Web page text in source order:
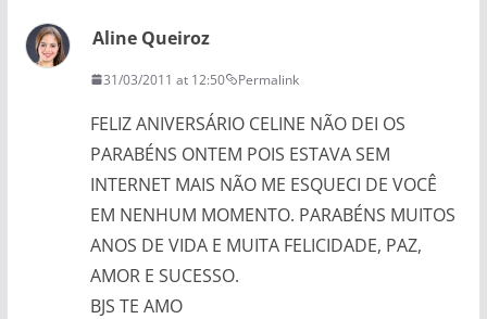
Aline Queiroz
31/03/2011 at 12:50 Permalink
FELIZ ANIVERSÁRIO CELINE NÃO DEI OS
PARABÉNS ONTEM POIS ESTAVA SEM
INTERNET MAIS NÃO ME ESQUECI DE VOCÊ
EM NENHUM MOMENTO. PARABÉNS MUITOS
ANOS DE VIDA E MUITA FELICIDADE, PAZ,
AMOR E SUCESSO.
BJS TE AMO